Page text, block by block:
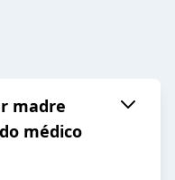
madre
médico